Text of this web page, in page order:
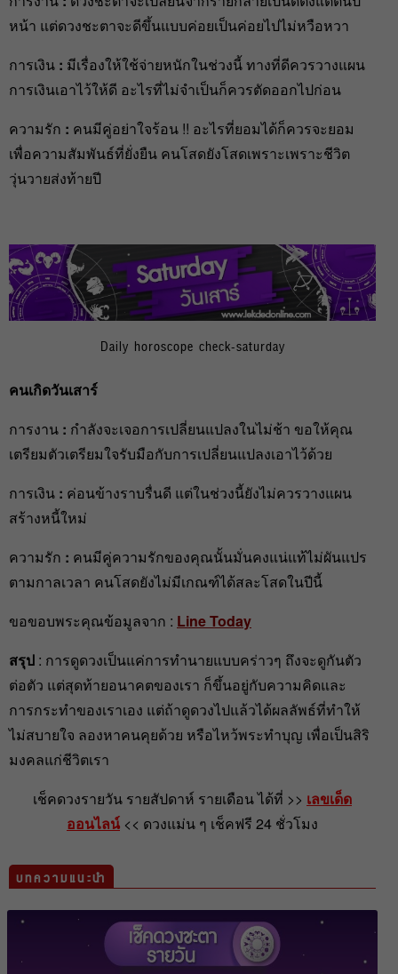
หน้า แต่ดวงชะตาจะดีขึ้นแบบค่อยเป็นค่อยไปไม่หวือหวา
การเงิน : มีเรื่องให้ใช้จ่ายหนักในช่วงนี้ ทางที่ดีควรวางแผน
การเงินเอาไว้ให้ดี อะไรที่ไม่จำเป็นก็ควรตัดออกไปก่อน
ความรัก : คนมีคู่อย่าใจร้อน !! อะไรที่ยอมได้ก็ควรจะยอม
เพื่อความสัมพันธ์ที่ยั่งยืน คนโสดยังโสดเพราะเพราะชีวิต
วุ่นวายส่งท้ายปี
Daily horoscope check-saturday
คนเกิดวันเสาร์
การงาน : กำลังจะเจอการเปลี่ยนแปลงในไม่ช้า ขอให้คุณ
เตรียมตัวเตรียมใจรับมือกับการเปลี่ยนแปลงเอาไว้ด้วย
การเงิน : ค่อนข้างราบรื่นดี แต่ในช่วงนี้ยังไม่ควรวางแผน
สร้างหนี้ใหม่
ความรัก : คนมีคู่ความรักของคุณนั้นมั่นคงแน่แท้ไม่ผันแปร
ตามกาลเวลา คนโสดยังไม่มีเกณฑ์ได้สละโสดในปีนี้
ขอขอบพระคุณข้อมูลจาก : Line Today
สรุป : การดูดวงเป็นแค่การทำนายแบบคร่าวๆ ถึงจะดูกันตัว
ต่อตัว แต่สุดท้ายอนาคตของเรา ก็ขึ้นอยู่กับความคิดและ
การกระทำของเราเอง แต่ถ้าดูดวงไปแล้วได้ผลลัพธ์ที่ทำให้
ไม่สบายใจ ลองหาคนคุยด้วย หรือไหว้พระทำบุญ เพื่อเป็นสิริ
มงคลแก่ชีวิตเรา
เช็คดวงรายวัน รายสัปดาห์ รายเดือน ได้ที่ >> เลขเด็ด
ออนไลน์ << ดวงแม่น ๆ เช็คฟรี 24 ชั่วโมง
บทความแนะนำ